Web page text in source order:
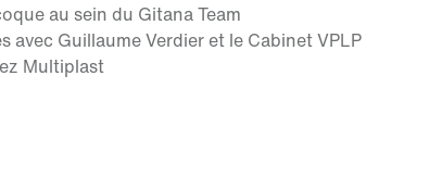
au sein du Gitana Team
Guillaume Verdier et le Cabinet VPLP
Multiplast